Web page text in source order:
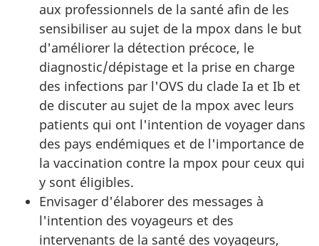
aux professionnels de la santé afin de les
sensibiliser au sujet de la mpox dans le but
d'améliorer la détection précoce, le
diagnostic/dépistage et la prise en charge
des infections par l'OVS du clade Ia et Ib et
de discuter au sujet de la mpox avec leurs
patients qui ont l'intention de voyager dans
des pays endémiques et de l'importance de
la vaccination contre la mpox pour ceux qui
y sont éligibles.
Envisager d'élaborer des messages à
l'intention des voyageurs et des
intervenants de la santé des voyageurs,